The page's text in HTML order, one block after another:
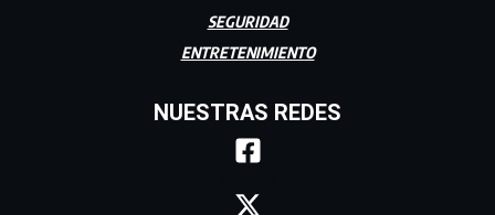
SEGURIDAD
ENTRETENIMIENTO
NUESTRAS REDES